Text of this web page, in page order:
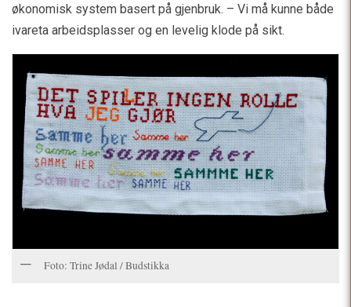
økonomisk system basert på gjenbruk. – Vi må kunne både
ivareta arbeidsplasser og en levelig klode på sikt.
Foto: Trine Jødal / Budstikka